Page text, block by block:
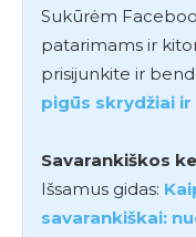
Sukūrėm
patarimams ir
prisijunkite ir
pigūs skrydžiai ir
Savarankiškos
Išsamus gidas:
savarankiškai: